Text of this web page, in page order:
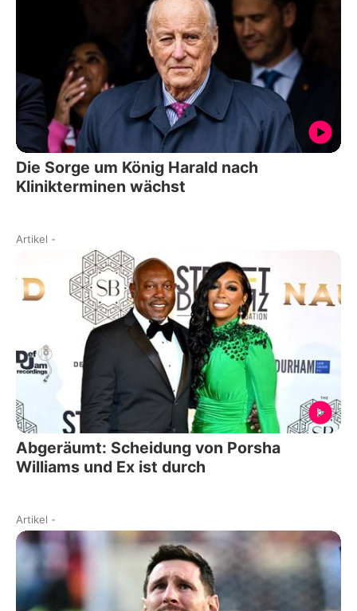
Die Sorge um König Harald nach
Klinikterminen wächst
Artikel -
Abgeräumt: Scheidung von Porsha
Williams und Ex ist durch
Artikel -